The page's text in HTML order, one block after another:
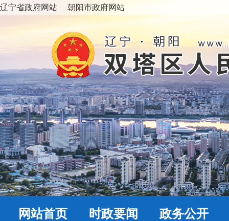
辽宁省政府网站 朝阳市政府网站
网站首页 时政要闻 政务公开